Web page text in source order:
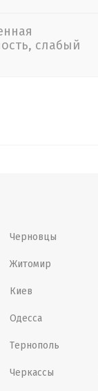
слабый
Черновцы
Житомир
Киев
Одесса
Тернополь
Черкассы